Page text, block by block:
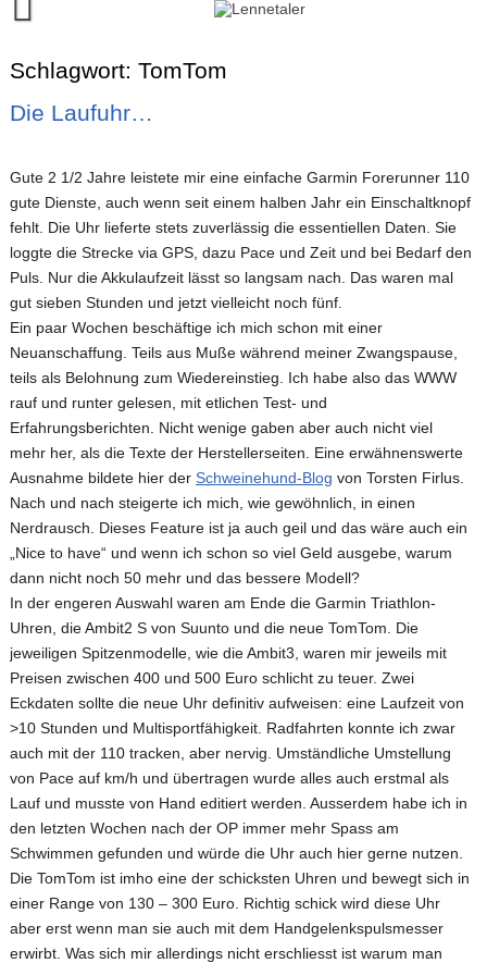
Schlagwort: TomTom
Die Laufuhr…
Gute 2 1/2 Jahre leistete mir eine einfache Garmin Forerunner 110
gute Dienste, auch wenn seit einem halben Jahr ein Einschaltknopf
fehlt. Die Uhr lieferte stets zuverlässig die essentiellen Daten. Sie
loggte die Strecke via GPS, dazu Pace und Zeit und bei Bedarf den
Puls. Nur die Akkulaufzeit lässt so langsam nach. Das waren mal
gut sieben Stunden und jetzt vielleicht noch fünf.
Ein paar Wochen beschäftige ich mich schon mit einer
Neuanschaffung. Teils aus Muße während meiner Zwangspause,
teils als Belohnung zum Wiedereinstieg. Ich habe also das WWW
rauf und runter gelesen, mit etlichen Test- und
Erfahrungsberichten. Nicht wenige gaben aber auch nicht viel
mehr her, als die Texte der Herstellerseiten. Eine erwähnenswerte
Ausnahme bildete hier der Schweinehund-Blog von Torsten Firlus.
Nach und nach steigerte ich mich, wie gewöhnlich, in einen
Nerdrausch. Dieses Feature ist ja auch geil und das wäre auch ein
„Nice to have“ und wenn ich schon so viel Geld ausgebe, warum
dann nicht noch 50 mehr und das bessere Modell?
In der engeren Auswahl waren am Ende die Garmin Triathlon-
Uhren, die Ambit2 S von Suunto und die neue TomTom. Die
jeweiligen Spitzenmodelle, wie die Ambit3, waren mir jeweils mit
Preisen zwischen 400 und 500 Euro schlicht zu teuer. Zwei
Eckdaten sollte die neue Uhr definitiv aufweisen: eine Laufzeit von
>10 Stunden und Multisportfähigkeit. Radfahrten konnte ich zwar
auch mit der 110 tracken, aber nervig. Umständliche Umstellung
von Pace auf km/h und übertragen wurde alles auch erstmal als
Lauf und musste von Hand editiert werden. Ausserdem habe ich in
den letzten Wochen nach der OP immer mehr Spass am
Schwimmen gefunden und würde die Uhr auch hier gerne nutzen.
Die TomTom ist imho eine der schicksten Uhren und bewegt sich in
einer Range von 130 – 300 Euro. Richtig schick wird diese Uhr
aber erst wenn man sie auch mit dem Handgelenkspulsmesser
erwirbt. Was sich mir allerdings nicht erschliesst ist warum man